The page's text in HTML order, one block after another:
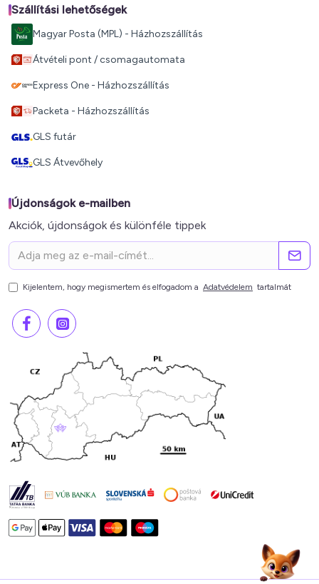
Szállítási lehetőségek
Magyar Posta (MPL) - Házhozszállítás
Átvételi pont / csomagautomata
Express One - Házhozszállítás
Packeta - Házhozszállítás
GLS futár
GLS Átvevőhely
Újdonságok e-mailben
Akciók, újdonságok és különféle tippek
Kijelentem, hogy megismertem és elfogadom a Adatvédelem tartalmát